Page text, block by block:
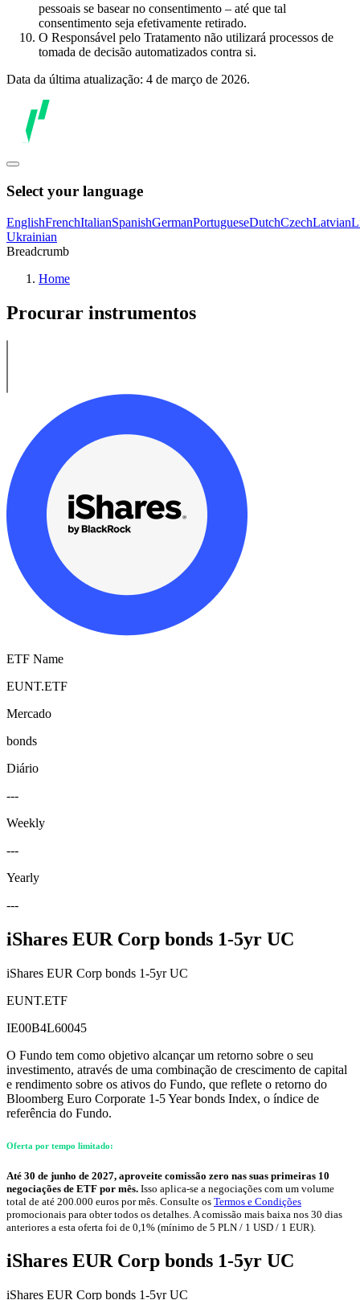
pessoais se basear no consentimento – até que tal
consentimento seja efetivamente retirado.
O Responsável pelo Tratamento não utilizará processos de
tomada de decisão automatizados contra si.
Data da última atualização: 4 de março de 2026.
Select your language
EnglishFrenchItalianSpanishGermanPortugueseDutchCzechLatvian
Ukrainian
Breadcrumb
Home
Procurar instrumentos
ETF Name
EUNT.ETF
Mercado
bonds
Diário
---
Weekly
---
Yearly
---
iShares EUR Corp bonds 1-5yr UC
iShares EUR Corp bonds 1-5yr UC
EUNT.ETF
IE00B4L60045
O Fundo tem como objetivo alcançar um retorno sobre o seu
investimento, através de uma combinação de crescimento de capital
e rendimento sobre os ativos do Fundo, que reflete o retorno do
Bloomberg Euro Corporate 1-5 Year bonds Index, o índice de
referência do Fundo.
Oferta por tempo limitado:
Até 30 de junho de 2027, aproveite comissão zero nas suas primeiras 10
negociações de ETF por mês. Isso aplica-se a negociações com um volume
total de até 200.000 euros por mês. Consulte os Termos e Condições
promocionais para obter todos os detalhes. A comissão mais baixa nos 30 dias
anteriores a esta oferta foi de 0,1% (mínimo de 5 PLN / 1 USD / 1 EUR).
iShares EUR Corp bonds 1-5yr UC
iShares EUR Corp bonds 1-5yr UC